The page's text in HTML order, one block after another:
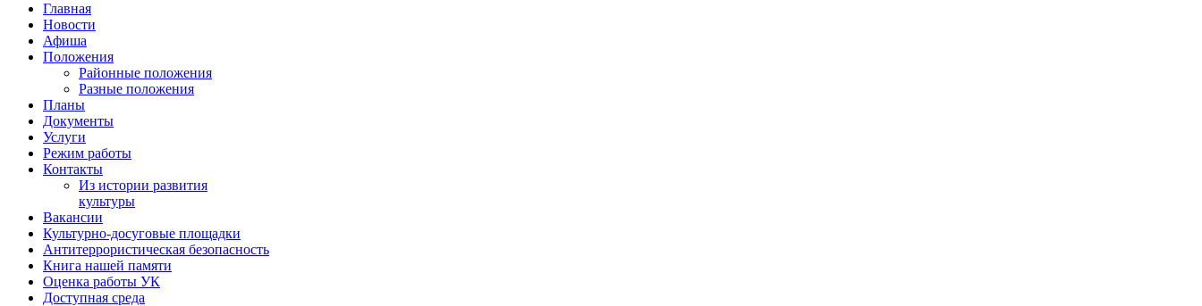
Главная
Новости
Афиша
Положения
Районные положения
Разные положения
Планы
Документы
Услуги
Режим работы
Контакты
Из истории развития
культуры
Вакансии
Культурно-досуговые площадки
Антитеррористическая безопасность
Книга нашей памяти
Оценка работы УК
Доступная среда